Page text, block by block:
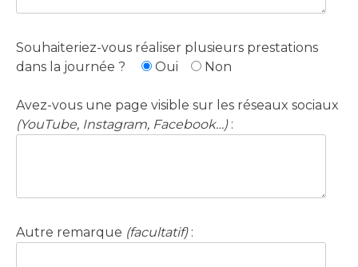
Souhaiteriez-vous réaliser plusieurs prestations
dans la journée ?
Oui Non
Avez-vous une page visible sur les réseaux sociaux
(YouTube, Instagram, Facebook…):
Autre remarque (facultatif):